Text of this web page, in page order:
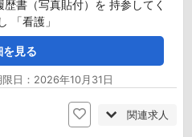
書（写真貼付）を 持参してく
「看護」
を見る
日：2026年10月31日
関連求人